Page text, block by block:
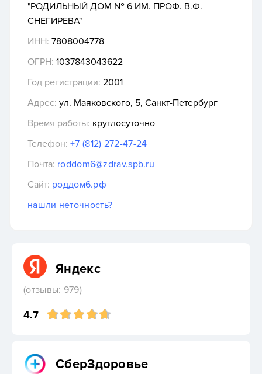
"РОДИЛЬНЫЙ ДОМ № 6 ИМ. ПРОФ. В.Ф.
СНЕГИРЕВА"
ИНН: 7808004778
ОГРН: 1037843043622
Год регистрации: 2001
Адрес: ул. Маяковского, 5, Санкт-Петербург
Время работы: круглосуточно
Телефон: +7 (812) 272-47-24
Почта: roddom6@zdrav.spb.ru
Сайт: роддом6.рф
нашли неточность?
Яндекс
(отзывы: 979)
4.7
СберЗдоровье